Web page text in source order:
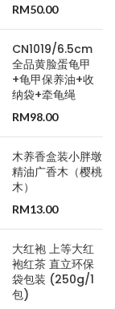
RM50.00
CN1019/6.5cm
全品黄脸蛋龟甲
+龟甲保养油+收
纳袋+牵龟绳
RM98.00
木养香盒装小胖墩
精油广香木（樱桃
木）
RM13.00
大红袍 上等大红
袍红茶 直立环保
袋包装 (250g/1
包)